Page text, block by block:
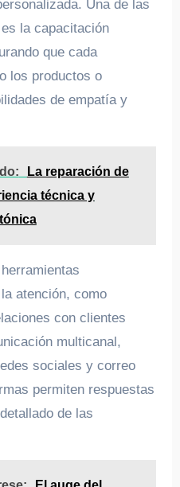
Una de las
la capacitación
que cada
los productos o
de empatía y
La reparación de
técnica y
atención, como
con clientes
multicanal,
sociales y correo
permiten respuestas
de las